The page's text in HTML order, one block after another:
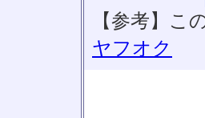
【参考】
ヤフオク